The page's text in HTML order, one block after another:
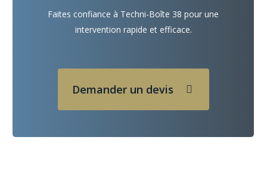
Faites confiance à Techni-Boîte 38 pour une
intervention rapide et efficace.
Demander un devis